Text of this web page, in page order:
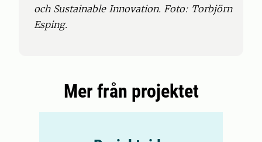
och Sustainable Innovation. Foto: Torbjörn
Esping.
Mer från projektet